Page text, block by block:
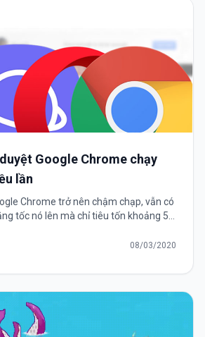
Google Chrome chạy
lần
Chrome trở nên chậm chạp, vẫn có
tốc nó lên mà chỉ tiêu tốn khoảng 5
08/03/2020